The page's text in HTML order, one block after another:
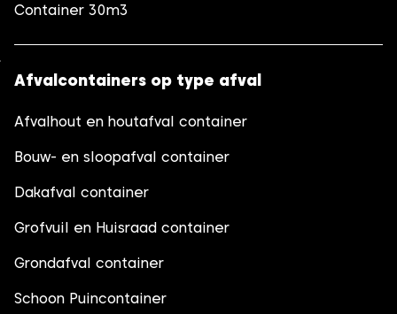
Container 30m3
Afvalcontainers op type afval
Afvalhout en houtafval container
Bouw- en sloopafval container
Dakafval container
Grofvuil en Huisraad container
Grondafval container
Schoon Puincontainer